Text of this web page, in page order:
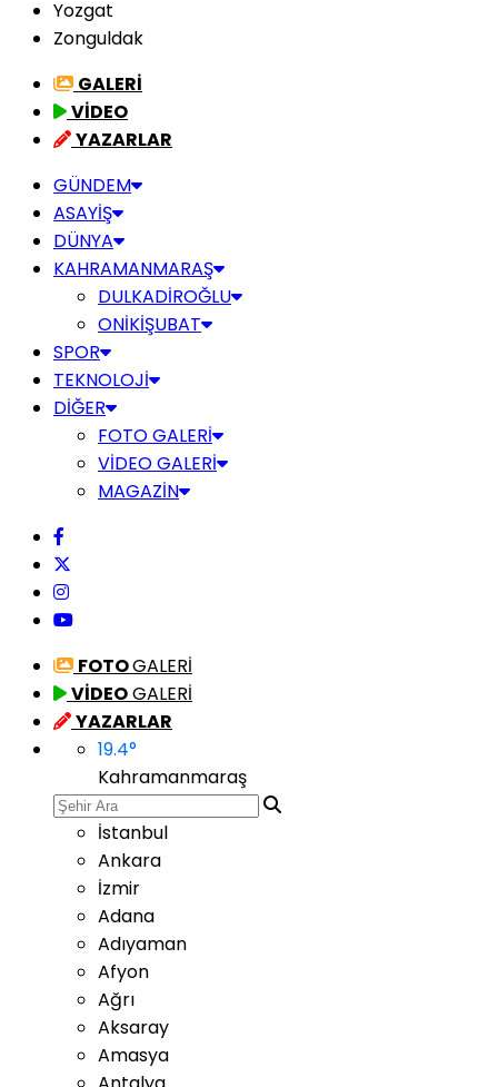
Yozgat
Zonguldak
GALERİ
VİDEO
YAZARLAR
GÜNDEM
ASAYİŞ
DÜNYA
KAHRAMANMARAŞ
DULKADİROĞLU
ONİKİŞUBAT
SPOR
TEKNOLOJİ
DİĞER
FOTO GALERİ
VİDEO GALERİ
MAGAZİN
FOTOGALERİ
VİDEOGALERİ
YAZARLAR
19.4°
Kahramanmaraş
İstanbul
Ankara
İzmir
Adana
Adıyaman
Afyon
Ağrı
Aksaray
Amasya